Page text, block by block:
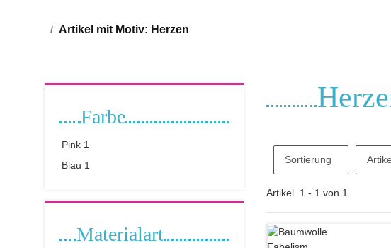
Artikel mit Motiv: Herzen
Sortierung
Artikel 1 - 1 von 1
Farbe
Pink 1
Blau 1
Materialart